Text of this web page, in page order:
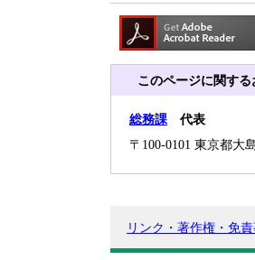
このページに関す
総務課代表
〒100-0101 東京都
リンク・著作権・免